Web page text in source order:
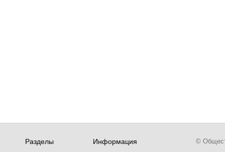
Разделы Информация ©